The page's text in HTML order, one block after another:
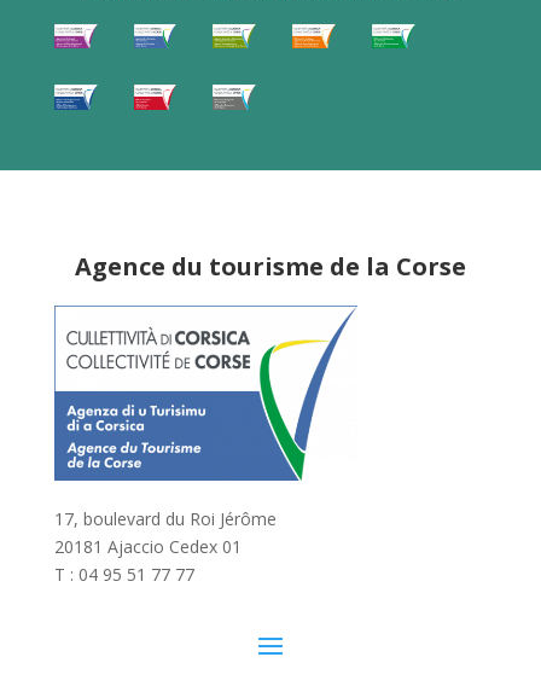
Agence du tourisme de la Corse
17, boulevard du Roi Jérôme
20181 Ajaccio Cedex 01
T : 04 95 51 77 77